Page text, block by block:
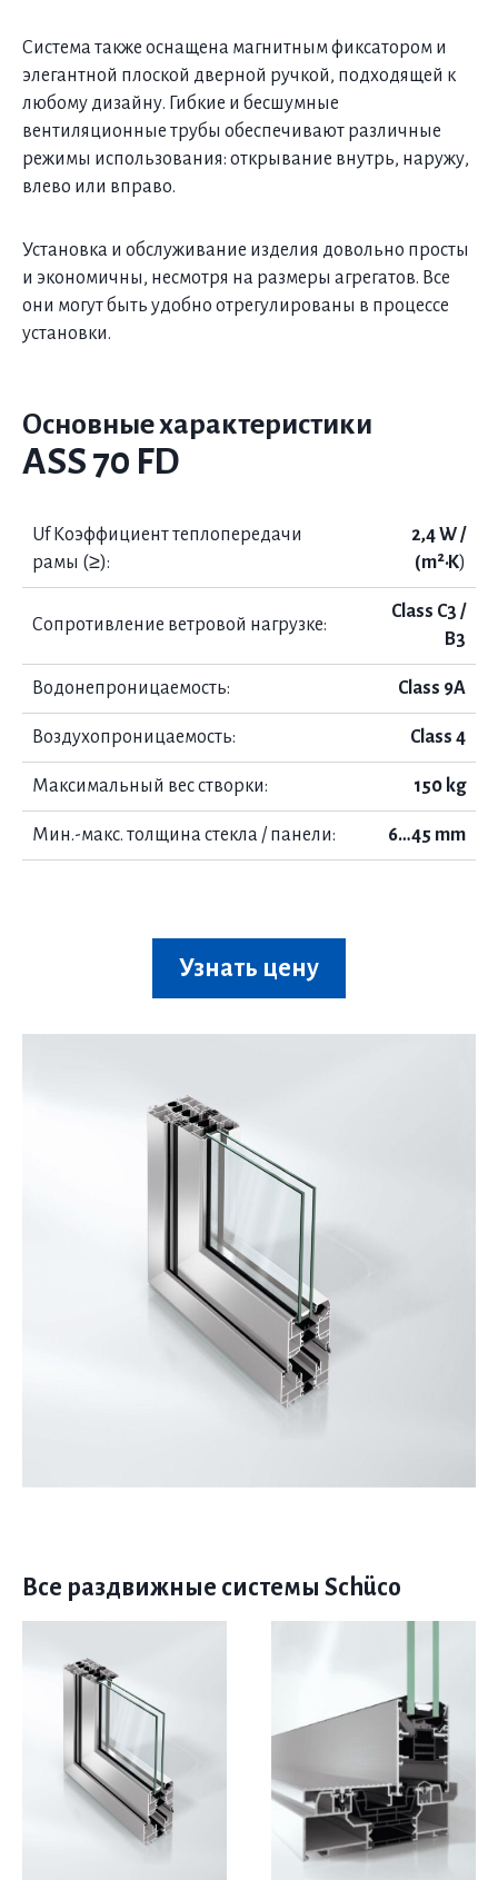
Система также оснащена магнитным фиксатором и
элегантной плоской дверной ручкой, подходящей к
любому дизайну. Гибкие и бесшумные
вентиляционные трубы обеспечивают различные
режимы использования: открывание внутрь, наружу,
влево или вправо.
Установка и обслуживание изделия довольно просты
и экономичны, несмотря на размеры агрегатов. Все
они могут быть удобно отрегулированы в процессе
установки.
Основные характеристики
ASS 70 FD
Uf Коэффициент теплопередачи
рамы (≥):
2,4 W /
(m²·K)
Сопротивление ветровой нагрузке:
Class C3 /
B3
Водонепроницаемость: Class 9A
Воздухопроницаемость: Class 4
Максимальный вес створки: 150 kg
Мин.-макс. толщина стекла / панели: 6…45 mm
Узнать цену
Все раздвижные системы Schüco